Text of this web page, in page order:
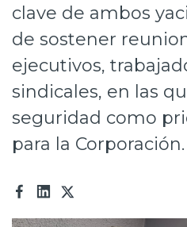
Canales de denuncia
Proveedores
Acceso trabajadores/as
clave de ambos
de sostener
ejecutivos,
sindicales, en las
seguridad como
para la Corporación.